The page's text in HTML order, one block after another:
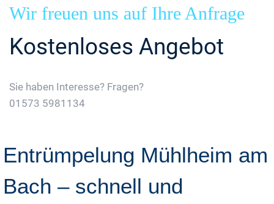
Wir freuen uns auf Ihre Anfrage
Kostenloses Angebot
Sie haben Interesse? Fragen?
01573 5981134
Entrümpelung Mühlheim am
Bach – schnell und